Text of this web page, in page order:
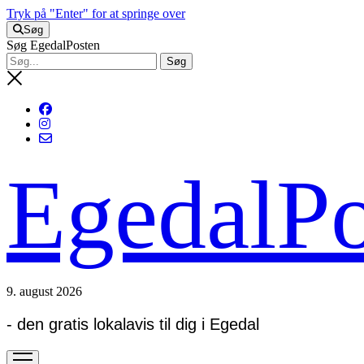
Tryk på "Enter" for at springe over
Søg
Søg EgedalPosten
9. august 2026
- den gratis lokalavis til dig i Egedal
open